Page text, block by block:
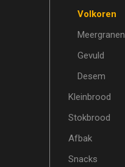
Volkoren
Meergranen
Gevuld
Desem
Kleinbrood
Stokbrood
Afbak
Snacks